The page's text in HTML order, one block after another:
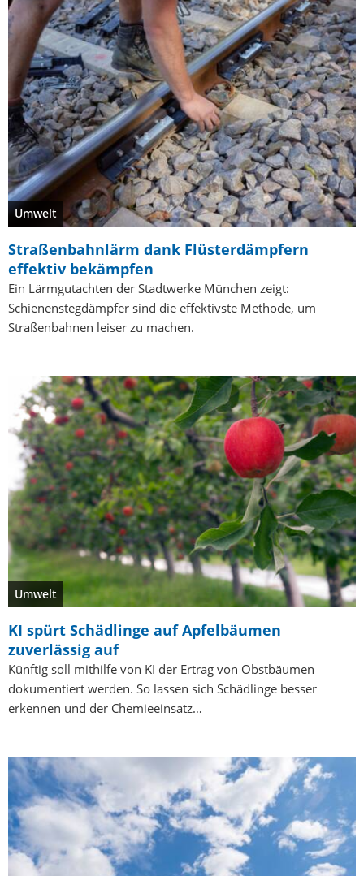
Umwelt
Straßenbahnlärm dank Flüsterdämpfern
effektiv bekämpfen
Ein Lärmgutachten der Stadtwerke München zeigt:
Schienenstegdämpfer sind die effektivste Methode, um
Straßenbahnen leiser zu machen.
Umwelt
KI spürt Schädlinge auf Apfelbäumen
zuverlässig auf
Künftig soll mithilfe von KI der Ertrag von Obstbäumen
dokumentiert werden. So lassen sich Schädlinge besser
erkennen und der Chemieeinsatz…